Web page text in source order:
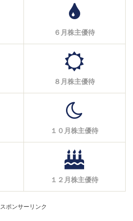
６月株主優待
８月株主優待
１０月株主優待
１２月株主優待
スポンサーリンク